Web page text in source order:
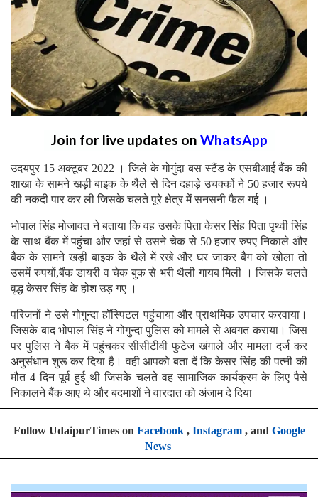
Join for live updates on WhatsApp
उदयपुर 15 अक्टूबर 2022 । जिले के गोगुंदा बस स्टैंड के एसबीआई बैंक की
शाखा के सामने खड़ी बाइक के थैले से दिन दहाड़े उचक्कों ने 50 हजार रूपये
की नकदी पार कर ली जिसके चलते पूरे क्षेत्र में सनसनी फैल गई ।
भोपाल सिंह मोजावत ने बताया कि वह उसके पिता केसर सिंह पिता पृथ्वी सिंह
के साथ बैंक में पहुंचा और जहां से उसने चेक से 50 हजार रुपए निकाले और
बैंक के सामने खड़ी बाइक के थैले में रखे और घर जाकर बैग को खोला तो
उसमें रुपयों,बैंक डायरी व चेक बुक से भरी थैली गायब मिली । जिसके चलते
वृद्ध केसर सिंह के होश उड़ गए ।
परिजनों ने उसे गोगुन्दा हॉस्पिटल पहुंचाया और प्राथमिक उपचार करवाया।
जिसके बाद भोपाल सिंह ने गोगुन्दा पुलिस को मामले से अवगत कराया। जिस
पर पुलिस ने बैंक में पहुंचकर सीसीटीवी फुटेज खंगाले और मामला दर्ज कर
अनुसंधान शुरू कर दिया है। वही आपको बता दें कि केसर सिंह की पत्नी की
मौत 4 दिन पूर्व हुई थी जिसके चलते वह सामाजिक कार्यक्रम के लिए पैसे
निकालने बैंक आए थे और बदमाशों ने वारदात को अंजाम दे दिया
Follow UdaipurTimes on Facebook, Instagram, and Google
News